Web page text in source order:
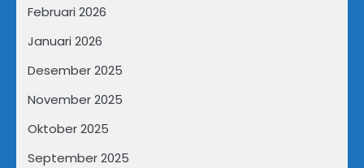
Februari 2026
Januari 2026
Desember 2025
November 2025
Oktober 2025
September 2025